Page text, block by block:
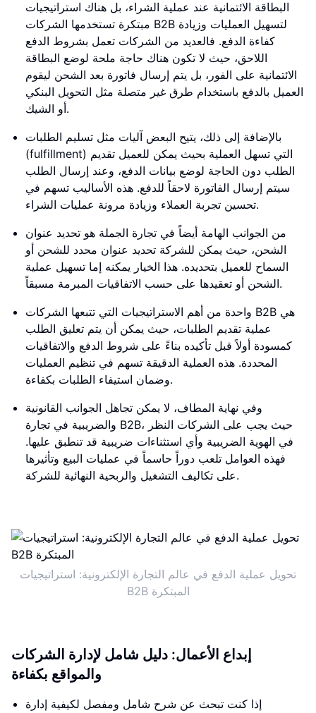
البطاقة الائتمانية عند عملية الشراء، بل هناك استراتيجيات
مبتكرة تستخدمها الشركات B2B لتسهيل العمليات وزيادة
كفاءة الدفع. فالعديد من الشركات تعمل بشروط الدفع
اللاحق، حيث لا تكون هناك حاجة ملحة لوضع البطاقة
الائتمانية على الفور، بل يتم إرسال فاتورة بعد الشحن ليقوم
العميل بالدفع باستخدام طرق غير متصلة مثل التحويل البنكي
أو الشيك.
بالإضافة إلى ذلك، يتيح البعض آليات مثل تسليم الطلبات
(fulfillment) التي تسهل العملية بحيث يمكن للعميل تقديم
الطلب دون الحاجة لوضع بيانات الدفع، وعند إرسال الطلب
سيتم إرسال الفاتورة لاحقاً للدفع. هذه الأساليب تسهم في
تحسين تجربة العملاء وزيادة مرونة عمليات الشراء.
من الجوانب الهامة أيضاً في تجارة الجملة هو تحديد عنوان
الشحن، حيث يمكن للشركة تحديد عنوان محدد للشحن أو
السماح للعميل بتحديده. هذا الخيار يمكنه إما تسهيل عملية
الشحن أو تعقيدها على حسب الاتفاقيات المبرمة مسبقاً.
واحدة من أهم الاستراتيجيات التي تتبعها الشركات B2B هي
عملية تقديم الطلبات، حيث يمكن أن يتم تعليق الطلب
كمسودة أولاً قبل تأكيده بناءً على شروط الدفع والاتفاقيات
المحددة. هذه العملية الدقيقة تسهم في تنظيم العمليات
وضمان استيفاء الطلبات بكفاءة.
وفي نهاية المطاف، لا يمكن تجاهل الجوانب القانونية
والضريبية في تجارة B2B، حيث يجب على الشركات النظر
في الهوية الضريبية وأي استثناءات ضريبية قد تنطبق عليها.
فهذه العوامل تلعب دوراً حاسماً في عمليات البيع وتأثيرها
على تكاليف التشغيل والربحية النهائية للشركة.
تحويل عملية الدفع في عالم التجارة الإلكترونية: استراتيجيات
B2B المبتكرة
إبداع الأعمال: دليل شامل لإدارة الشركات
والمواقع بكفاءة
إذا كنت تبحث عن شرح شامل ومفصل لكيفية إدارة